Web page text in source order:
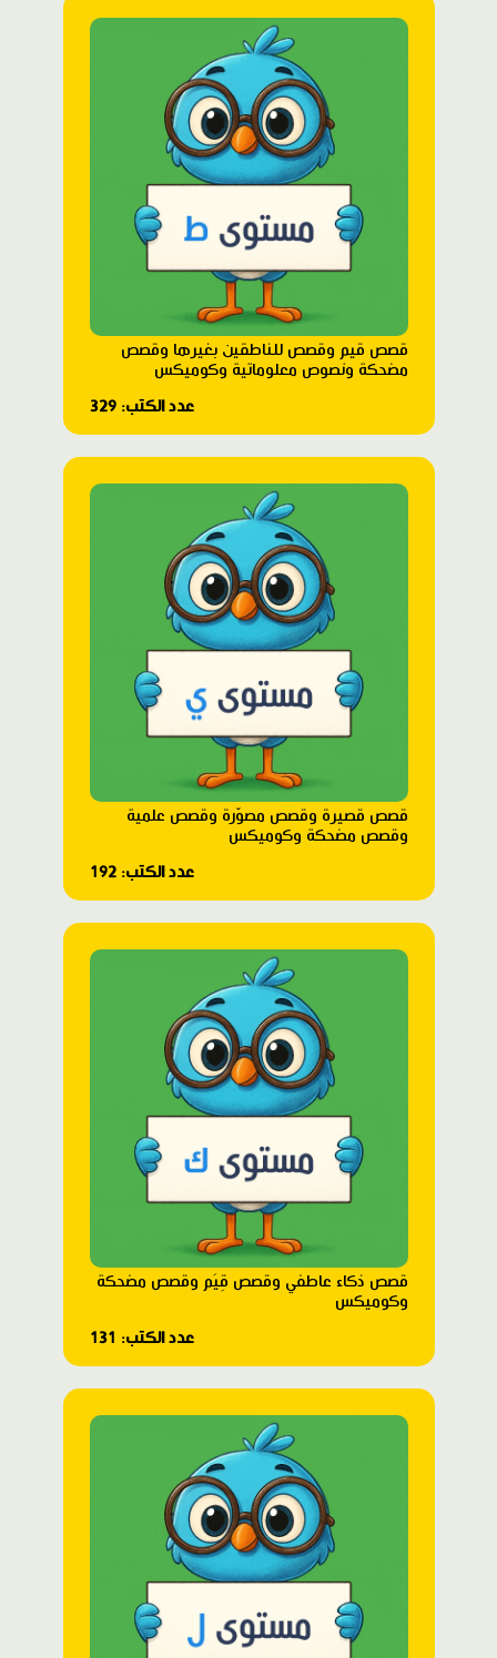
قصص قيم وقصص للناطقين بغيرها وقصص
مضحكة ونصوص معلوماتية وكوميكس
عدد الكتب: 329
قصص قصيرة وقصص مصوّرة وقصص علمية
وقصص مضحكة وكوميكس
عدد الكتب: 192
قصص ذكاء عاطفي وقصص قِيَم وقصص مضحكة
وكوميكس
عدد الكتب: 131